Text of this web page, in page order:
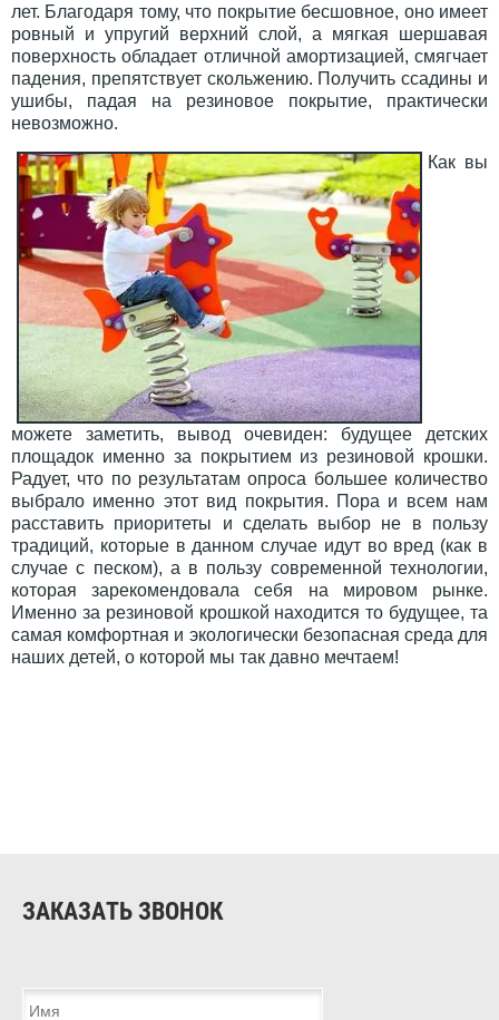
лет. Благодаря тому, что покрытие бесшовное, оно имеет
ровный и упругий верхний слой, а мягкая шершавая
поверхность обладает отличной амортизацией, смягчает
падения, препятствует скольжению. Получить ссадины и
ушибы, падая на резиновое покрытие, практически
невозможно.
Как вы
можете заметить, вывод очевиден: будущее детских
площадок именно за покрытием из резиновой крошки.
Радует, что по результатам опроса большее количество
выбрало именно этот вид покрытия. Пора и всем нам
расставить приоритеты и сделать выбор не в пользу
традиций, которые в данном случае идут во вред (как в
случае с песком), а в пользу современной технологии,
которая зарекомендовала себя на мировом рынке.
Именно за резиновой крошкой находится то будущее, та
самая комфортная и экологически безопасная среда для
наших детей, о которой мы так давно мечтаем!
ЗАКАЗАТЬ ЗВОНОК